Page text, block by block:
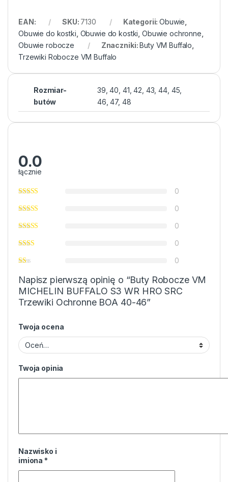
EAN: SKU: 7130 Kategorii:Obuwie
Obuwie do kostki Obuwie do kostki Obuwie ochronne
Obuwie robocze
Znaczniki:Buty VM Buffalo
Trzewiki Robocze VM Buffalo
Rozmiar-
butów
39, 40, 41, 42, 43, 44, 45,
46, 47, 48
0.0
łącznie
0
0
0
0
0
Napisz pierwszą opinię o “Buty Robocze VM
MICHELIN BUFFALO S3 WR HRO SRC
Trzewiki Ochronne BOA 40-46”
Twoja ocena
Twoja opinia
Nazwisko i
imiona *